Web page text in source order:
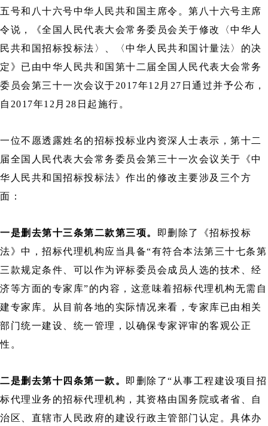
五号和八十六号中华人民共和国主席令。第八十六号主席
令说，《全国人民代表大会常务委员会关于修改〈中华人
民共和国招标投标法〉、〈中华人民共和国计量法〉的决
定》已由中华人民共和国第十二届全国人民代表大会常务
委员会第三十一次会议于2017年12月27日通过并予公布，
自2017年12月28日起施行。
一位不愿透露姓名的招标投标业内资深人士表示，第十二
届全国人民代表大会常务委员会第三十一次会议关于《中
华人民共和国招标投标法》作出的修改主要涉及三个方
面：
一是删去第十三条第二款第三项。
即删除了《招标投标
法》中，招标代理机构应当具备“有符合本法第三十七条第
三款规定条件、可以作为评标委员会成员人选的技术、经
济等方面的专家库”的内容，这意味着招标代理机构无需自
建专家库。从目前各地的实际情况来看，专家库已由相关
部门统一建设、统一管理，以确保专家评审的客观公正
性。
二是删去第十四条第一款。
即删除了“从事工程建设项目招
标代理业务的招标代理机构，其资格由国务院或者省、自
治区、直辖市人民政府的建设行政主管部门认定。具体办